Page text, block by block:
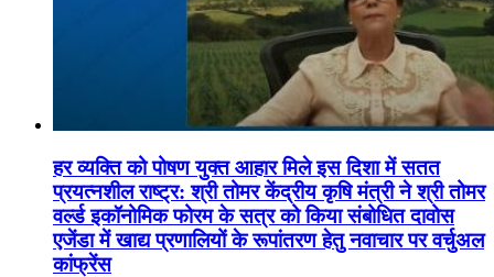
हर व्यक्ति को पोषण युक्त आहार मिले इस दिशा में सतत
प्रयत्नशील राष्ट्र: श्री तोमर केंद्रीय कृषि मंत्री ने श्री तोमर
वर्ल्ड इकॉनोमिक फोरम के सत्र को किया संबोधित दावोस
एजेंडा में खाद्य प्रणालियों के रूपांतरण हेतु नवाचार पर वर्चुअल
कांफ्रेंस